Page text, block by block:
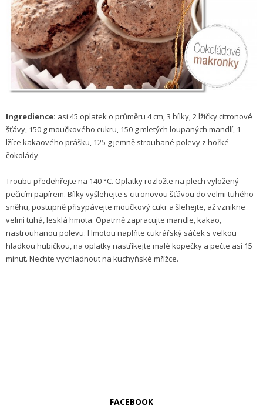
Ingredience: asi 45 oplatek o průměru 4 cm, 3 bílky, 2 lžičky citronové
šťávy, 150 g moučkového cukru, 150 g mletých loupaných mandlí, 1
lžíce kakaového prášku, 125 g jemně strouhané polevy z hořké
čokolády
Troubu předehřejte na 140 °C. Oplatky rozložte na plech vyložený
pečicím papírem. Bílky vyšlehejte s citronovou šťávou do velmi tuhého
sněhu, postupně přisypávejte moučkový cukr a šlehejte, až vznikne
velmi tuhá, lesklá hmota. Opatrně zapracujte mandle, kakao,
nastrouhanou polevu. Hmotou naplňte cukrářský sáček s velkou
hladkou hubičkou, na oplatky nastříkejte malé kopečky a pečte asi 15
minut. Nechte vychladnout na kuchyňské mřížce.
FACEBOOK